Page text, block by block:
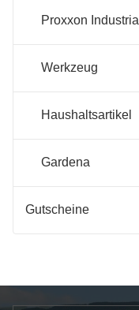
Proxxon Industrial
Werkzeug
Haushaltsartikel
Gardena
Gutscheine